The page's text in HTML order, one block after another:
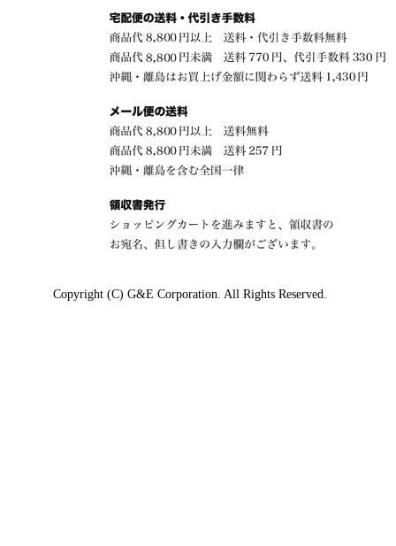
Copyright (C) G&E Corporation. All Rights Reserved.